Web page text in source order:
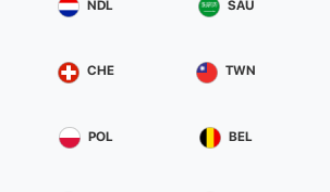
NDL SAU
CHE TWN
POL BEL